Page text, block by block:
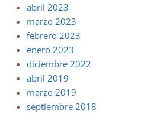
abril 2023
marzo 2023
febrero 2023
enero 2023
diciembre 2022
abril 2019
marzo 2019
septiembre 2018